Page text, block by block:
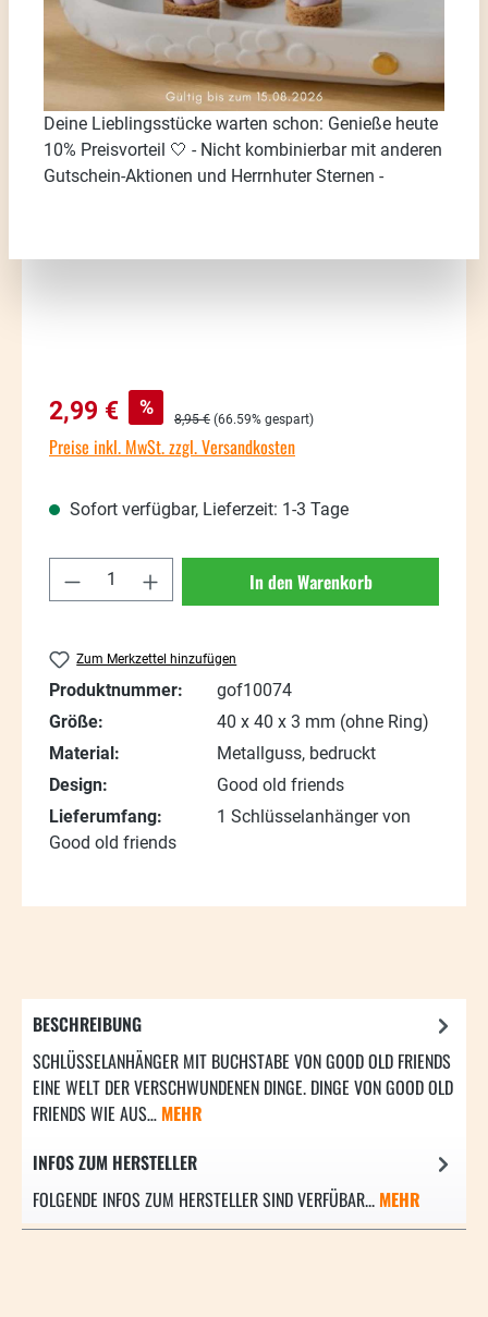
Bildergalerie überspringen
Verkaufspreis:
2,99 € % Regulärer Preis:
8,95 € (66.59% gespart)
Preise inkl. MwSt. zzgl. Versandkosten
Sofort verfügbar, Lieferzeit: 1-3 Tage
Produkt Anzahl: Gib den gewünschten
In den Warenkorb
Zum Merkzettel hinzufügen
Produktnummer:
gof10074
Größe:
40 x 40 x 3 mm (ohne Ring)
Material:
Metallguss, bedruckt
Design:
Good old friends
Lieferumfang:
1 Schlüsselanhänger von
Good old friends
BESCHREIBUNG
SCHLÜSSELANHÄNGER MIT BUCHSTABE VON GOOD OLD FRIENDS
EINE WELT DER VERSCHWUNDENEN DINGE. DINGE VON GOOD OLD
FRIENDS WIE AUS… MEHR
INFOS ZUM HERSTELLER
FOLGENDE INFOS ZUM HERSTELLER SIND VERFÜBAR... MEHR
Deine Lieblingsstücke warten schon: Genieße heute
10% Preisvorteil 🤍 - Nicht kombinierbar mit anderen
Gutschein-Aktionen und Herrnhuter Sternen -